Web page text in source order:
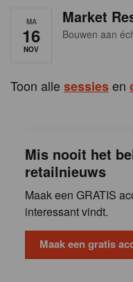
MA
16
NOV
Market
Bouwen aan
Toon allesessiesen
Mis nooit het
retailnieuws
Maak een GRATIS
interessant vindt.
Maak een gratis